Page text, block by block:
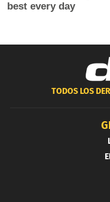
TODOS LOS